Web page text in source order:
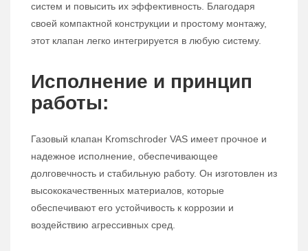
систем и повысить их эффективность. Благодаря
своей компактной конструкции и простому монтажу,
этот клапан легко интегрируется в любую систему.
Исполнение и принцип
работы:
Газовый клапан Kromschroder VAS имеет прочное и
надежное исполнение, обеспечивающее
долговечность и стабильную работу. Он изготовлен из
высококачественных материалов, которые
обеспечивают его устойчивость к коррозии и
воздействию агрессивных сред.